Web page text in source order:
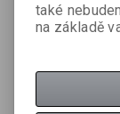
Touch 2 A3
Výrobce:Leitz
také
na základě